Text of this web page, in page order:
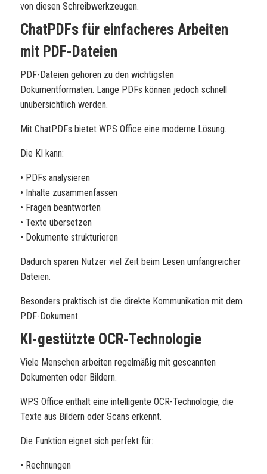
von diesen Schreibwerkzeugen.
ChatPDFs für einfacheres Arbeiten
mit PDF-Dateien
PDF-Dateien gehören zu den wichtigsten
Dokumentformaten. Lange PDFs können jedoch schnell
unübersichtlich werden.
Mit ChatPDFs bietet WPS Office eine moderne Lösung.
Die KI kann:
• PDFs analysieren
• Inhalte zusammenfassen
• Fragen beantworten
• Texte übersetzen
• Dokumente strukturieren
Dadurch sparen Nutzer viel Zeit beim Lesen umfangreicher
Dateien.
Besonders praktisch ist die direkte Kommunikation mit dem
PDF-Dokument.
KI-gestützte OCR-Technologie
Viele Menschen arbeiten regelmäßig mit gescannten
Dokumenten oder Bildern.
WPS Office enthält eine intelligente OCR-Technologie, die
Texte aus Bildern oder Scans erkennt.
Die Funktion eignet sich perfekt für:
• Rechnungen